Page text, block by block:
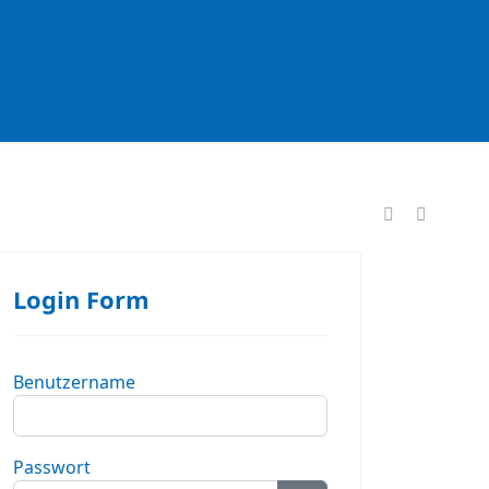
Login Form
Benutzername
Passwort